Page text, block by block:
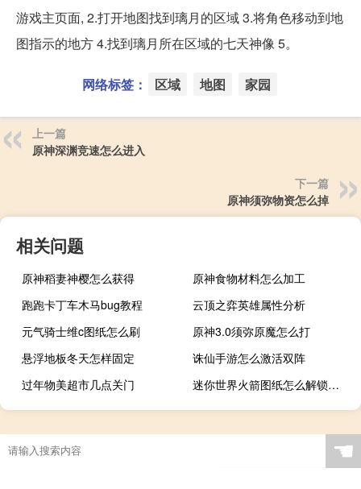
游戏主页面, 2.打开地图找到璃月的区域 3.将角色移动到地
图指示的地方 4.找到璃月所在区域的七天神像 5。
网络标签： 区域 地图 家园
上一篇
原神深渊竞速怎么进入
下一篇
原神须弥物资怎么掉
相关问题
原神稻妻神樱怎么获得
原神食物材料怎么加工
跑跑卡丁车木马bug教程
云顶之弈英雄属性分析
元气骑士维c图纸怎么刷
原神3.0须弥原魔怎么打
悬浮地板冬天怎样固定
诛仙手游怎么激活双阵
过年物美超市几点关门
迷你世界火箭图纸怎么解锁不了
☚